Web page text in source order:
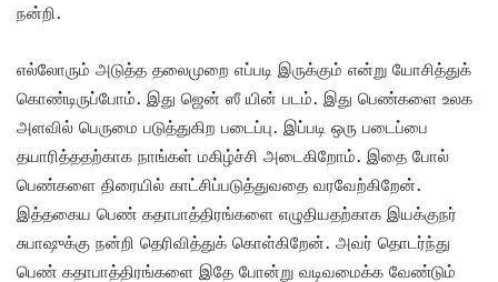
நன்றி.
எல்லோரும் அடுத்த தலைமுறை எப்படி இருக்கும் என்று யோசித்துக்
கொண்டிருப்போம். இது ஜென் ஸீ யின் படம். இது பெண்களை உலக
அளவில் பெருமை படுத்துகிற படைப்பு. இப்படி ஒரு படைப்பை
தயாரித்ததற்காக நாங்கள் மகிழ்ச்சி அடைகிறோம். இதை போல்
பெண்களை திரையில் காட்சிப்படுத்துவதை வரவேற்கிறேன்.
இத்தகைய பெண் கதாபாத்திரங்களை எழுதியதற்காக இயக்குநர்
சுபாஷுக்கு நன்றி தெரிவித்துக் கொள்கிறேன். அவர் தொடர்ந்து
பெண் கதாபாத்திரங்களை இதே போன்று வடிவமைக்க வேண்டும்